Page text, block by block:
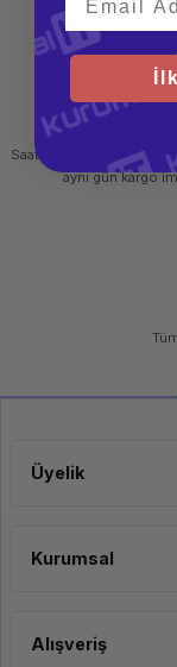
Lenovo ThinkPad
Mouse, rahat ve
Hızlı Gönderi
Saat 15.00'a kadar
aynı gün kargo
Üyelik
Kurumsal
Alışveriş